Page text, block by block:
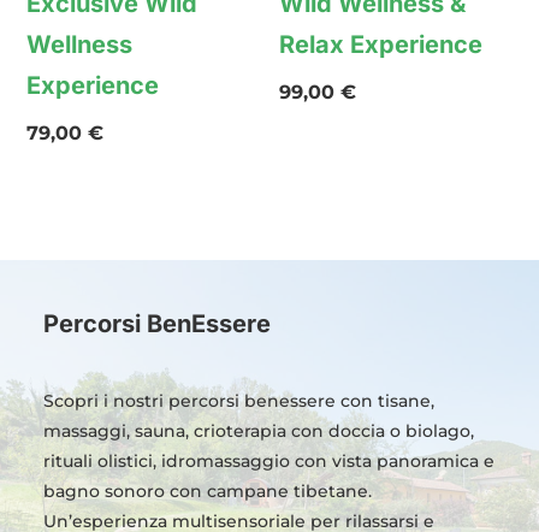
Wellness
Experience
79,00€
Relax Experience
99,00€
Percorsi BenEssere
Scopri i nostri percorsi benessere con tisane,
massaggi, sauna, crioterapia con doccia o biolago,
rituali olistici, idromassaggio con vista panoramica e
bagno sonoro con campane tibetane.
Un’esperienza multisensoriale per rilassarsi e